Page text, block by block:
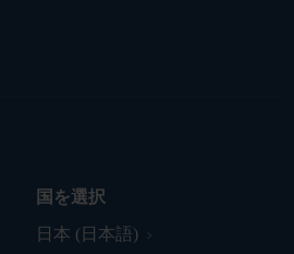
国を選択
日本 (日本語)